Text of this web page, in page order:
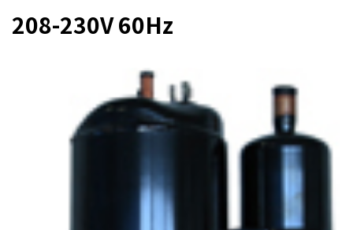
208-230V 60Hz